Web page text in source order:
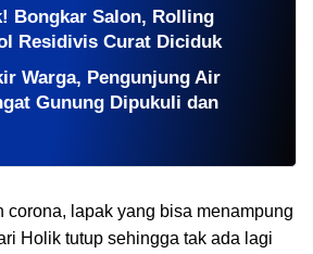
Bongkar Salon, Rolling
Residivis Curat Diciduk
Warga, Pengunjung Air
Gunung Dipukuli dan
corona, lapak yang bisa menampung
Holik tutup sehingga tak ada lagi